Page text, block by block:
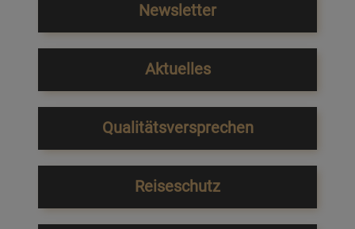
Newsletter
Aktuelles
Qualitätsversprechen
Reiseschutz